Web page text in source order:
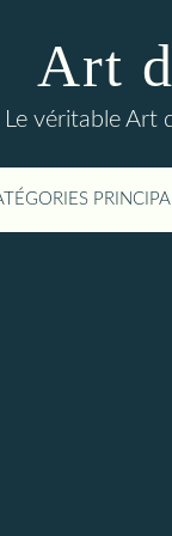
Art
Le véritable Art